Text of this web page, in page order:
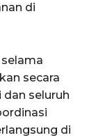
di
secara
seluruh
di